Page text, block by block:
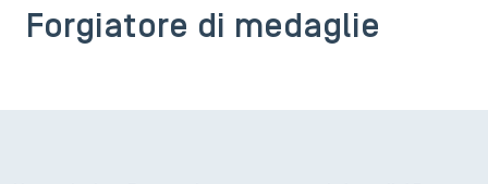
Forgiatore di medaglie